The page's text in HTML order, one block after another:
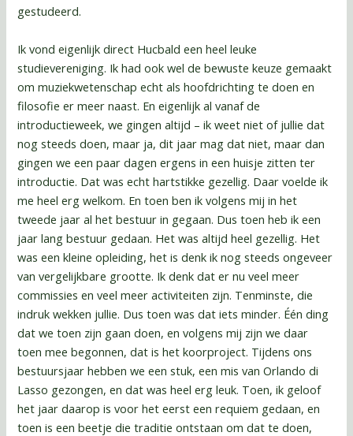
gestudeerd.
Ik vond eigenlijk direct Hucbald een heel leuke
studievereniging. Ik had ook wel de bewuste keuze gemaakt
om muziekwetenschap echt als hoofdrichting te doen en
filosofie er meer naast. En eigenlijk al vanaf de
introductieweek, we gingen altijd – ik weet niet of jullie dat
nog steeds doen, maar ja, dit jaar mag dat niet, maar dan
gingen we een paar dagen ergens in een huisje zitten ter
introductie. Dat was echt hartstikke gezellig. Daar voelde ik
me heel erg welkom. En toen ben ik volgens mij in het
tweede jaar al het bestuur in gegaan. Dus toen heb ik een
jaar lang bestuur gedaan. Het was altijd heel gezellig. Het
was een kleine opleiding, het is denk ik nog steeds ongeveer
van vergelijkbare grootte. Ik denk dat er nu veel meer
commissies en veel meer activiteiten zijn. Tenminste, die
indruk wekken jullie. Dus toen was dat iets minder. Één ding
dat we toen zijn gaan doen, en volgens mij zijn we daar
toen mee begonnen, dat is het koorproject. Tijdens ons
bestuursjaar hebben we een stuk, een mis van Orlando di
Lasso gezongen, en dat was heel erg leuk. Toen, ik geloof
het jaar daarop is voor het eerst een requiem gedaan, en
toen is een beetje die traditie ontstaan om dat te doen,